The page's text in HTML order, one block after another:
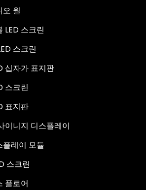
오 월
LED 스크린
스크린
십자가 표지판
스크린
표지판
이니지 디스플레이
플레이 모듈
스크린
플로어